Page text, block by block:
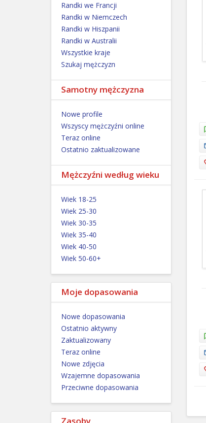
Randki we Francji
Randki w Niemczech
Randki w Hiszpanii
Randki w Australii
Wszystkie kraje
Szukaj mężczyzn
Samotny mężczyzna
Nowe profile
Wszyscy mężczyźni online
Teraz online
Ostatnio zaktualizowane
Mężczyźni według wieku
Wiek 18-25
Wiek 25-30
Wiek 30-35
Wiek 35-40
Wiek 40-50
Wiek 50-60+
Moje dopasowania
Nowe dopasowania
Ostatnio aktywny
Zaktualizowany
Teraz online
Nowe zdjęcia
Wzajemne dopasowania
Przeciwne dopasowania